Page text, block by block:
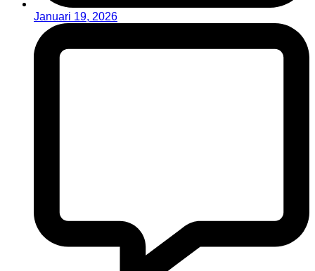
Januari 19, 2026